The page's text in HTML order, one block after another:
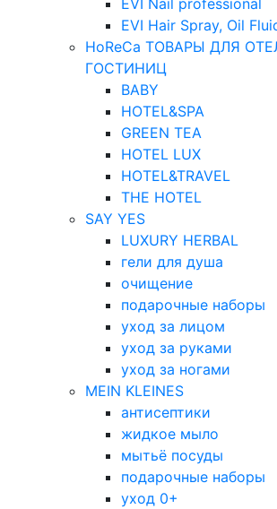
EVI Hair Spray, Oil
HoReCa ТОВАРЫ ДЛЯ
ГОСТИНИЦ
BABY
HOTEL&SPA
GREEN TEA
HOTEL LUX
HOTEL&TRAVEL
THE HOTEL
SAY YES
LUXURY HERBAL
гели для душа
очищение
подарочные наборы
уход за лицом
уход за руками
уход за ногами
MEIN KLEINES
антисептики
жидкое мыло
мытьё посуды
подарочные наборы
уход 0+